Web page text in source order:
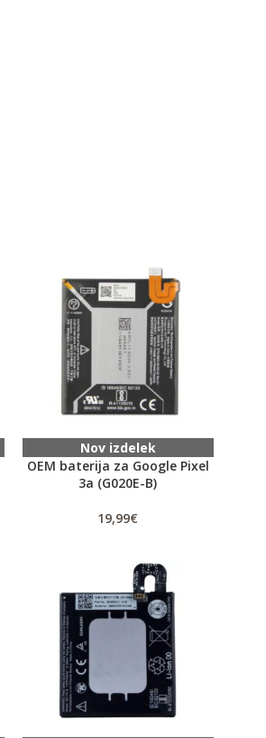
Nov izdelek
OEM baterija za Google Pixel
3a (G020E-B)
19,99€